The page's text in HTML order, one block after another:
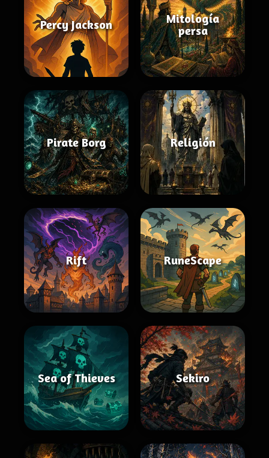
Percy Jackson
Mitología
persa
Pirate Borg Religión
Rift RuneScape
Sea of Thieves Sekiro